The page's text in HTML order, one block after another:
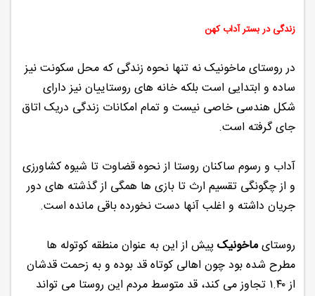
زندگی در بستر آداب کهن
در روستای ماخونیک نه تنها نحوه زندگی که محل سکونت نیز
ساده و ابتدایی است بلکه خانه های روستاییان نیز دارای
شکل هندسی خاصی نیست و تمام امکانات زندگی دریک اتاق
جای گرفته است.
آداب و رسوم ساکنان روستا از نحوه قضاوت تا شیوه کشاورزی
و از چگونگی تقسیم ارث تا بازی ها همگی از گذشته های دور
جریان داشته و اغلب آنها دست نخورده باقی مانده است.
روستایماخونیکپیش از این به عنوان منطقه کوتوله ها
مطرح شده بود چون اهالی کوتاه قد بوده و به زحمت قدشان
از ۱.۴۰ تجاوز می کند، قد متوسط مردم این روستا می تواند